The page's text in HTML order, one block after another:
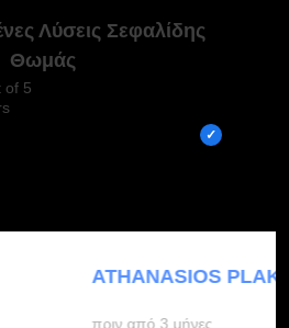
Λύσεις Σεφαλίδης
Θωμάς
of 5
PLAKAROS